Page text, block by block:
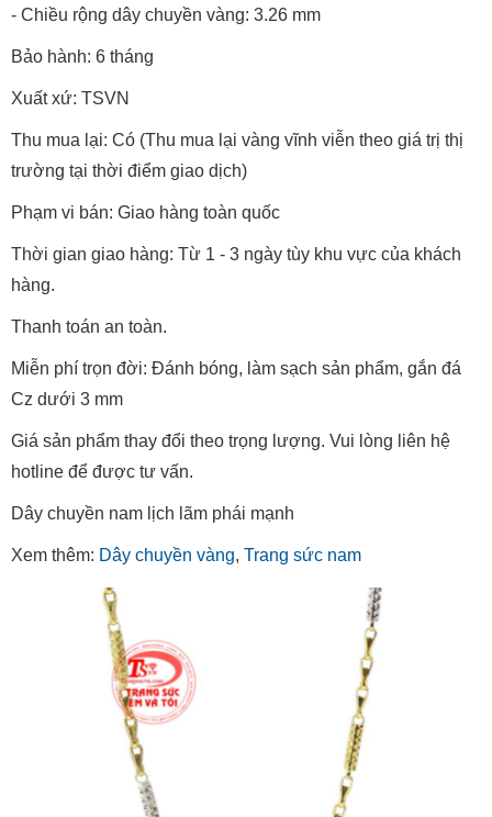
- Chiều rộng dây chuyền vàng: 3.26 mm
Bảo hành: 6 tháng
Xuất xứ: TSVN
Thu mua lại: Có (Thu mua lại vàng vĩnh viễn theo giá trị thị
trường tại thời điểm giao dịch)
Phạm vi bán: Giao hàng toàn quốc
Thời gian giao hàng: Từ 1 - 3 ngày tùy khu vực của khách
hàng.
Thanh toán an toàn.
Miễn phí trọn đời: Đánh bóng, làm sạch sản phẩm, gắn đá
Cz dưới 3 mm
Giá sản phẩm thay đổi theo trọng lượng. Vui lòng liên hệ
hotline để được tư vấn.
Dây chuyền nam lịch lãm phái mạnh
Xem thêm: Dây chuyền vàng, Trang sức nam